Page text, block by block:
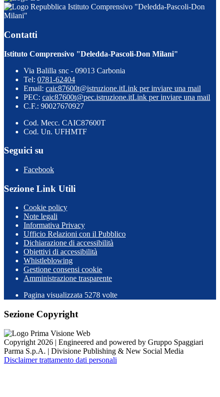
Istituto Comprensivo "Deledda-Pascoli-Don
Milani"
Contatti
Istituto Comprensivo "Deledda-Pascoli-Don Milani"
Via Balilla snc - 09013 Carbonia
Tel: 0781-62404
Email: caic87600t@istruzione.itLink per inviare una mail
PEC: caic87600t@pec.istruzione.itLink per inviare una mail
C.F.: 90027670927
Cod. Mecc. CAIC87600T
Cod. Un. UFHMTF
Seguici su
Facebook
Sezione Link Utili
Cookie policy
Note legali
Informativa Privacy
Ufficio Relazioni con il Pubblico
Dichiarazione di accessibilità
Obiettivi di accessibilità
Whistleblowing
Gestione consensi cookie
Amministrazione trasparente
Pagina visualizzata 5278 volte
Sezione Copyright
Copyright 2026 | Engineered and powered by Gruppo Spaggiari
Parma S.p.A. | Divisione Publishing & New Social Media
Disclaimer trattamento dati personali